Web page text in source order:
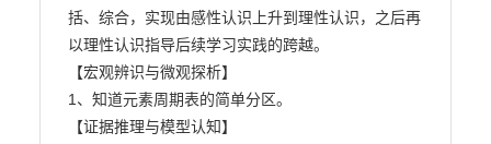
括、综合，实现由感性认识上升到理性认识，之后再
以理性认识指导后续学习实践的跨越。
【宏观辨识与微观探析】
1、知道元素周期表的简单分区。
【证据推理与模型认知】